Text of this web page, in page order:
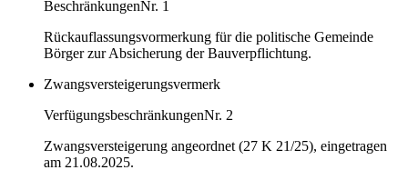
BeschränkungenNr. 1
Rückauflassungsvormerkung für die politische Gemeinde
Börger zur Absicherung der Bauverpflichtung.
Zwangsversteigerungsvermerk
VerfügungsbeschränkungenNr. 2
Zwangsversteigerung angeordnet (27 K 21/25), eingetragen
am 21.08.2025.